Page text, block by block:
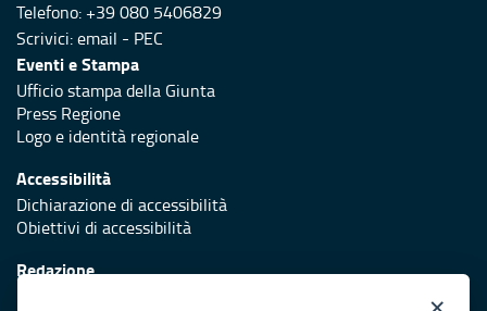
Telefono: +39 080 5406829
Scrivici:email - PEC
Eventi e Stampa
Ufficio stampa della Giunta
Press Regione
Logo e identità regionale
Accessibilità
Dichiarazione di accessibilità
Obiettivi di accessibilità
Redazione